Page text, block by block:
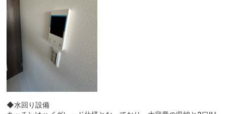
◆水回り設備